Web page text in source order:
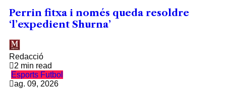
Perrin fitxa i només queda resoldre
‘l’expedient Shurna’
Redacció
2 min read
Esports Futbol
ag. 09, 2026